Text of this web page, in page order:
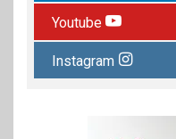
Youtube
Instagram